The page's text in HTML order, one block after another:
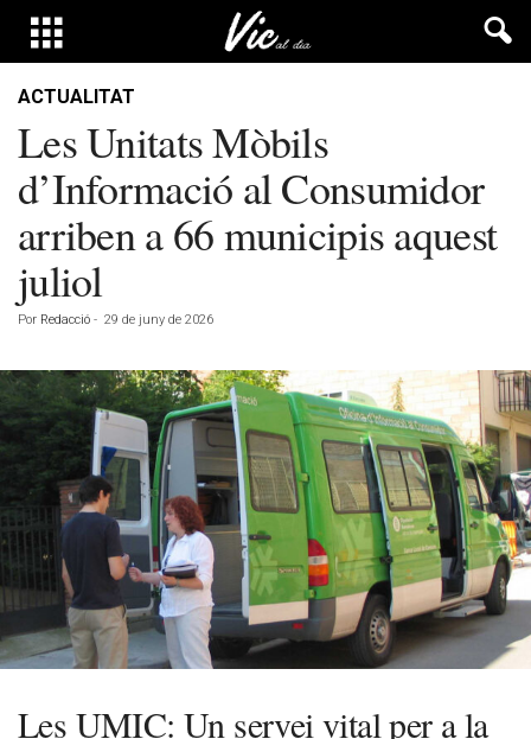
ACTUALITAT
Les Unitats Mòbils
d’Informació al Consumidor
arriben a 66 municipis aquest
juliol
Por Redacció - 29 de juny de 2026
Les UMIC: Un servei vital per a la